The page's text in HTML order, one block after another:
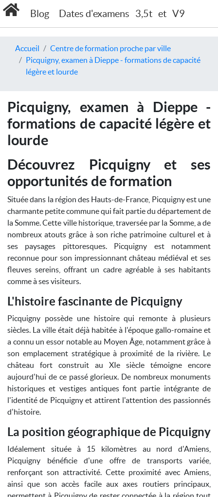
Blog Dates d'examens 3,5t et V9
Accueil
Centre de formation proche par ville
Picquigny, examen à Dieppe - formations de capacité
légère et lourde
Picquigny, examen à Dieppe -
formations de capacité légère et
lourde
Découvrez Picquigny et ses
opportunités de formation
Située dans la région des Hauts-de-France, Picquigny est une
charmante petite commune qui fait partie du département de
la Somme. Cette ville historique, traversée par la Somme, a de
nombreux atouts grâce à son riche patrimoine culturel et à
ses paysages pittoresques. Picquigny est notamment
reconnue pour son impressionnant château médiéval et ses
fleuves sereins, offrant un cadre agréable à ses habitants
comme à ses visiteurs.
L'histoire fascinante de Picquigny
Picquigny possède une histoire qui remonte à plusieurs
siècles. La ville était déjà habitée à l'époque gallo-romaine et
a connu un essor notable au Moyen Âge, notamment grâce à
son emplacement stratégique à proximité de la rivière. Le
château fort construit au XIe siècle témoigne encore
aujourd'hui de ce passé glorieux. De nombreux monuments
historiques et vestiges antiques font partie intégrante de
l'identité de Picquigny et attirent l'attention des passionnés
d'histoire.
La position géographique de Picquigny
Idéalement située à 15 kilomètres au nord d'Amiens,
Picquigny bénéficie d'une offre de transports variée,
renforçant son attractivité. Cette proximité avec Amiens,
ainsi que son accès facile aux axes routiers principaux,